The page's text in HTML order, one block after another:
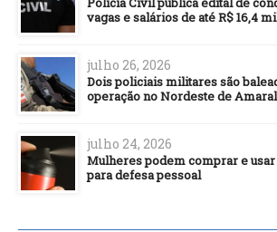
vagas e salários de até R$ 16,4
julho 26, 2026
Dois policiais militares são
operação no Nordeste de
julho 24, 2026
Mulheres podem comprar e
para defesa pessoal